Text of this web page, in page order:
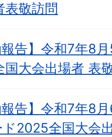
表敬訪問
報告】令和7年8
国大会出場者 表
報告】令和7年8
2025全国大会